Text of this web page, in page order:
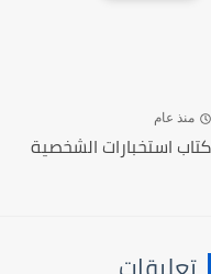
منذ عام
كتاب استخبارات الشخصية